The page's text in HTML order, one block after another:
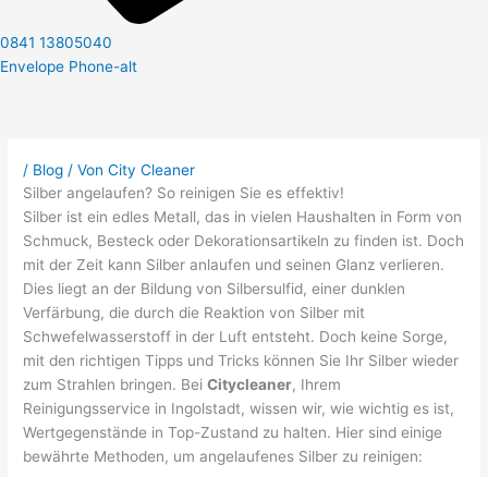
0841 13805040
Envelope Phone-alt
/ Blog / VonCity Cleaner
Silber angelaufen? So reinigen Sie es effektiv!
Silber ist ein edles Metall, das in vielen Haushalten in Form von
Schmuck, Besteck oder Dekorationsartikeln zu finden ist. Doch
mit der Zeit kann Silber anlaufen und seinen Glanz verlieren.
Dies liegt an der Bildung von Silbersulfid, einer dunklen
Verfärbung, die durch die Reaktion von Silber mit
Schwefelwasserstoff in der Luft entsteht. Doch keine Sorge,
mit den richtigen Tipps und Tricks können Sie Ihr Silber wieder
zum Strahlen bringen. BeiCitycleaner, Ihrem
Reinigungsservice in Ingolstadt, wissen wir, wie wichtig es ist,
Wertgegenstände in Top-Zustand zu halten. Hier sind einige
bewährte Methoden, um angelaufenes Silber zu reinigen: